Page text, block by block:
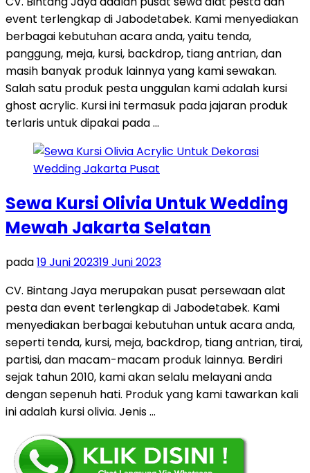
event terlengkap di Jabodetabek. Kami menyediakan
berbagai kebutuhan acara anda, yaitu tenda,
panggung, meja, kursi, backdrop, tiang antrian, dan
masih banyak produk lainnya yang kami sewakan.
Salah satu produk pesta unggulan kami adalah kursi
ghost acrylic. Kursi ini termasuk pada jajaran produk
terlaris untuk dipakai pada …
Sewa Kursi Olivia Untuk Wedding
Mewah Jakarta Selatan
pada19 Juni 202319 Juni 2023
CV. Bintang Jaya merupakan pusat persewaan alat
pesta dan event terlengkap di Jabodetabek. Kami
menyediakan berbagai kebutuhan untuk acara anda,
seperti tenda, kursi, meja, backdrop, tiang antrian, tirai,
partisi, dan macam-macam produk lainnya. Berdiri
sejak tahun 2010, kami akan selalu melayani anda
dengan sepenuh hati. Produk yang kami tawarkan kali
ini adalah kursi olivia. Jenis …